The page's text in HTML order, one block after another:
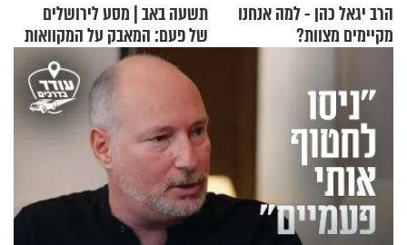
הרב יגאל כהן - למה אנחנו
מקיימים מצוות?
תשעה באב | מסע לירושלים
של פעם: המאבק על המקוואות